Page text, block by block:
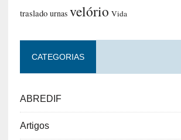
traslado urnas velório Vida
CATEGORIAS
ABREDIF
Artigos